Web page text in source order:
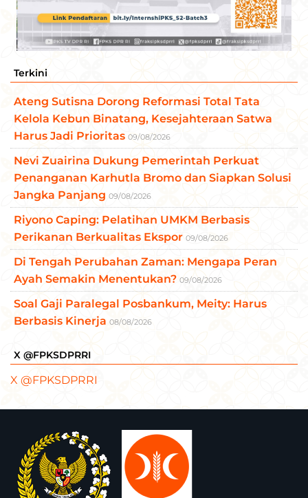
Terkini
Ateng Sutisna Dorong Reformasi Total Tata
Kelola Kebun Binatang, Kesejahteraan Satwa
Harus Jadi Prioritas 09/08/2026
Nevi Zuairina Dukung Pemerintah Perkuat
Penanganan Karhutla Bromo dan Siapkan Solusi
Jangka Panjang 09/08/2026
Riyono Caping: Pelatihan UMKM Berbasis
Perikanan Berkualitas Ekspor 09/08/2026
Di Tengah Perubahan Zaman: Mengapa Peran
Ayah Semakin Menentukan? 09/08/2026
Soal Gaji Paralegal Posbankum, Meity: Harus
Berbasis Kinerja 08/08/2026
X @FPKSDPRRI
X @FPKSDPRRI